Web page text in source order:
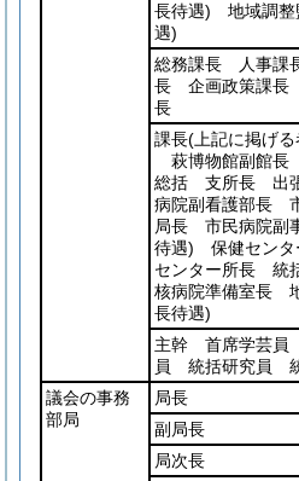
長待遇) 地域調整
遇)
総務課長 人事課
長 企画政策課長
長
課長(上記に掲げ
萩博物館副館
総括 支所長 出
病院副看護部長
局長 市民病院副
待遇) 保健セン
センター所長 統
核病院準備室長
長待遇)
主幹 首席学芸員
員 統括研究員
議会の事務
部局
局長
副局長
局次長